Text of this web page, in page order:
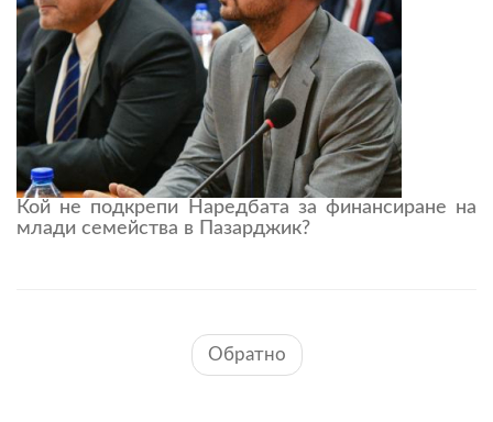
Кой не подкрепи Наредбата за финансиране на
млади семейства в Пазарджик?
Обратно